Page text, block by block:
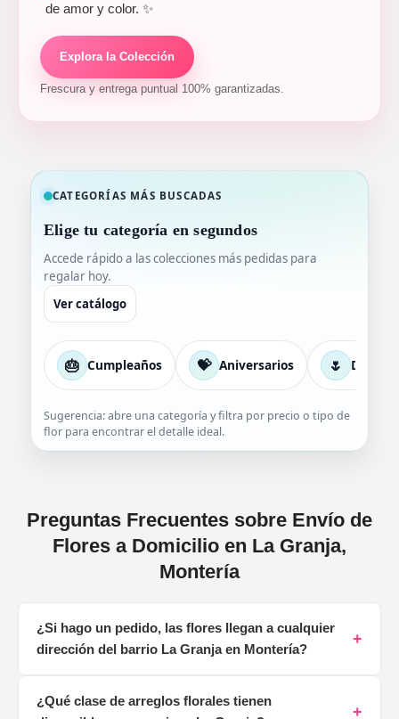
de amor y color. ✨
Explora la Colección
Frescura y entrega puntual 100% garantizadas.
CATEGORÍAS MÁS BUSCADAS
Elige tu categoría en segundos
Accede rápido a las colecciones más pedidas para
regalar hoy.
Ver catálogo
🎂 Cumpleaños 💝 Aniversarios 🌷 Día de
Sugerencia: abre una categoría y filtra por precio o tipo de
flor para encontrar el detalle ideal.
Preguntas Frecuentes sobre Envío de
Flores a Domicilio en La Granja,
Montería
¿Si hago un pedido, las flores llegan a cualquier
dirección del barrio La Granja en Montería?
+
para llevar nuestros arreglos florales a cada rincón del
¿Qué clase de arreglos florales tienen
+